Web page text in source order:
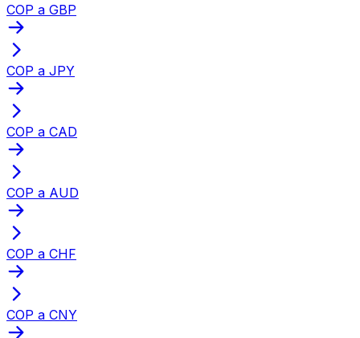
COP a GBP
COP a JPY
COP a CAD
COP a AUD
COP a CHF
COP a CNY